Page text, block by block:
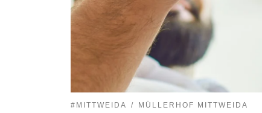
#MITTWEIDA MÜLLERHOF MITTWEIDA